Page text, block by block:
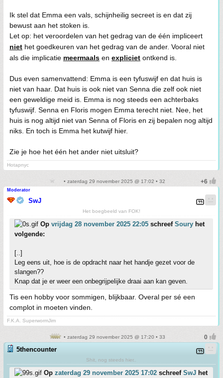
Ik stel dat Emma een vals, schijnheilig secreet is en dat zij
bewust aan het stoken is.
Let op: het veroordelen van het gedrag van de één impliceert
niet het goedkeuren van het gedrag van de ander. Vooral niet
als die implicatie meermaals en expliciet ontkend is.
Dus even samenvattend: Emma is een tyfuswijf en dat huis is
niet van haar. Dat huis is ook niet van Senna die zelf ook niet
een geweldige meid is. Emma is nog steeds een achterbaks
tyfuswijf. Senna en Floris mogen Emma terecht niet. Nee, het
huis is nog altijd niet van Senna of Floris en zij bepalen nog altijd
niks. En toch is Emma het kutwijf hier.
Zie je hoe het één het ander niet uitsluit?
Hotapnyc
• zaterdag 29 november 2025 @ 17:02 • 32
Moderator
SwJ
Het boegbeeld van FOK!
Op vrijdag 28 november 2025 22:05 schreef Soury het
volgende:
[..]
Leg eens uit, hoe is de opdracht naar het handje gezet voor de
slangen??
Knap dat je er weer een onbegrijpelijke draai aan kan geven.
Tis een hobby voor sommigen, blijkbaar. Overal per sé een
complot in moeten vinden.
F.K.A. SuperwormJim
• zaterdag 29 november 2025 @ 17:20 • 33
5thencounter
Shit, nog steeds hier..
Op zaterdag 29 november 2025 17:02 schreef SwJ het